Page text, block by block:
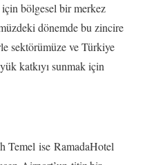
bölgesel bir merkez
dönemde bu zincire
sektörümüze ve Türkiye
katkıyı sunmak için
Temel ise RamadaHotel